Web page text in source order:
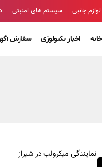
لوازم جانبی سیستم های امنیتی
خانه اخبار تکنولوژی سفارش